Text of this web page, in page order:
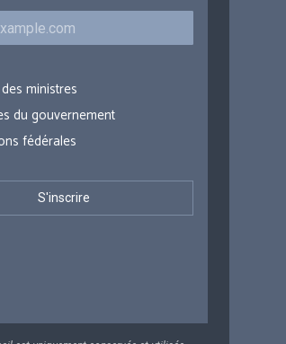
ministres
du gouvernement
fédérales